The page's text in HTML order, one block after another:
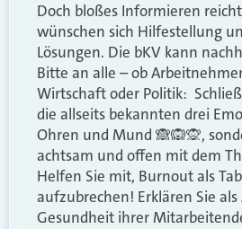
Doch bloßes Informieren
wünschen sich Hilfestellung
Lösungen. Die bKV kann
Bitte an alle – ob
Wirtschaft oder Politik:
die allseits bekannten drei
Ohren und Mund 🙈🙉🙊,
achtsam und offen mit dem
Helfen Sie mit, Burnout als
aufzubrechen! Erklären Sie
Gesundheit ihrer